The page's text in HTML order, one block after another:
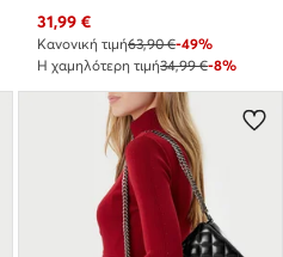
Τρέχουσα τιμή
31,99 €
Κανονική τιμή63,90 €-49%
Η χαμηλότερη τιμή34,99 €-8%